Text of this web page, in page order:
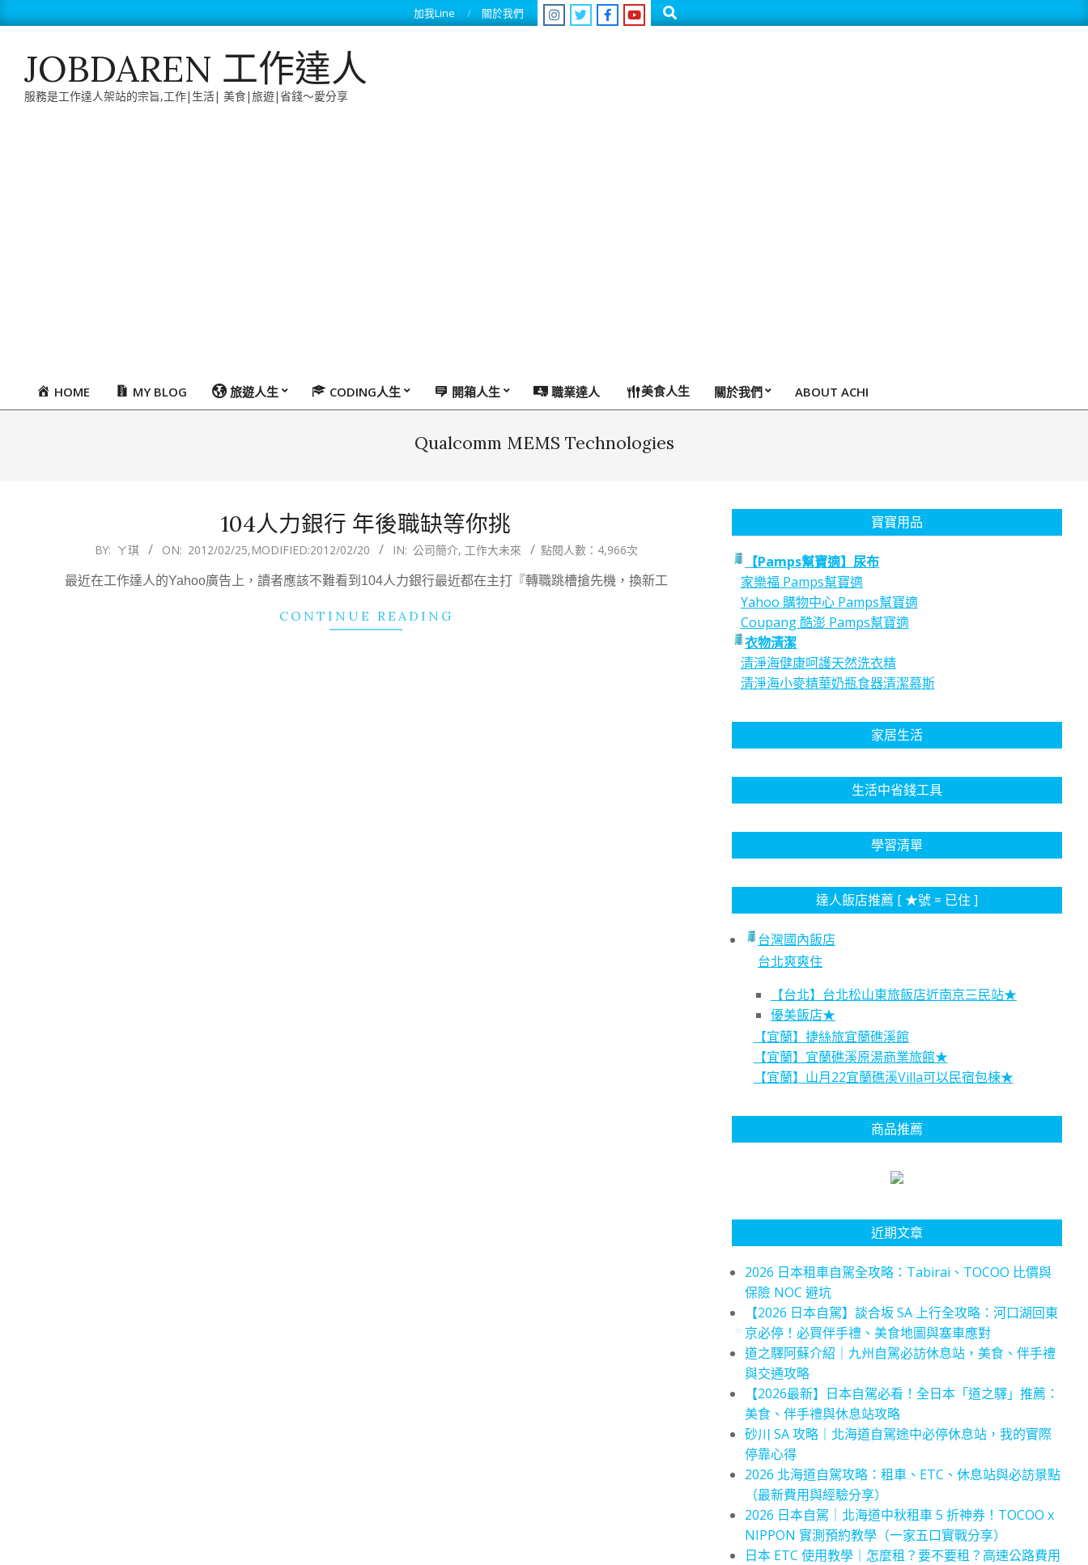
to
加我Line 關於我們 Search
JOBDAREN 工作達人
服務是工作達人架站的宗旨,工作|生活| 美食|旅遊|省錢～愛分享
PrimaryHOME MY BLOG 旅遊人生 CODING人生 開箱人生 職業達人 美食人生 關於我們 ABOUT ACHI
Qualcomm MEMS Technologies
104人力銀行 年後職缺等你挑
BY: ㄚ琪 ON: 2012/02/25,MODIFIED:2012/02/20 IN: 公司簡介, 工作大未來 點閱人數：4,966次
最近在工作達人的Yahoo廣告上，讀者應該不難看到104人力銀行最近都在主打『轉職跳槽搶先機，換新工
CONTINUE READING
寶寶用品
【Pamps幫寶適】尿布
家樂福 Pamps幫寶適
Yahoo 購物中心 Pamps幫寶適
Coupang 酷澎 Pamps幫寶適
衣物清潔
清淨海健康呵護天然洗衣精
清淨海小麥精華奶瓶食器清潔慕斯
家居生活
生活中省錢工具
學習清單
達人飯店推薦 [ ★號 = 已住 ]
台灣國內飯店
台北爽爽住
【台北】台北松山東旅飯店近南京三民站★
優美飯店★
【宜蘭】捷絲旅宜蘭礁溪館
【宜蘭】宜蘭礁溪原湯商業旅館★
【宜蘭】山月22宜蘭礁溪Villa可以民宿包棟★
商品推薦
近期文章
2026 日本租車自駕全攻略：Tabirai、TOCOO 比價與
保險 NOC 避坑
【2026 日本自駕】談合坂 SA 上行全攻略：河口湖回東
京必停！必買伴手禮、美食地圖與塞車應對
道之驛阿蘇介紹｜九州自駕必訪休息站，美食、伴手禮
與交通攻略
【2026最新】日本自駕必看！全日本「道之驛」推薦：
美食、伴手禮與休息站攻略
砂川 SA 攻略｜北海道自駕途中必停休息站，我的實際
停靠心得
2026 北海道自駕攻略：租車、ETC、休息站與必訪景點
（最新費用與經驗分享）
2026 日本自駕｜北海道中秋租車 5 折神券！TOCOO x
NIPPON 實測預約教學（一家五口實戰分享）
日本 ETC 使用教學｜怎麼租？要不要租？高速公路費用